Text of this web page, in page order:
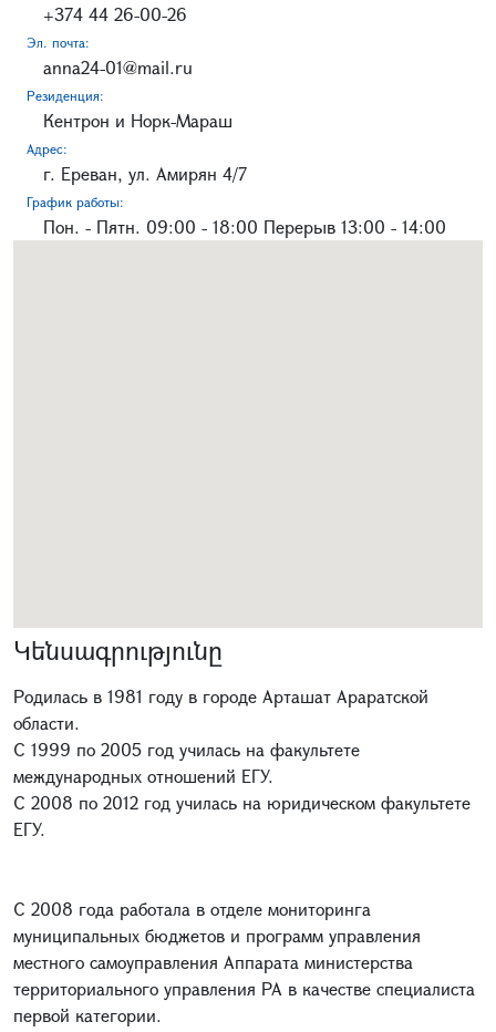
+374 44 26-00-26
Эл. почта:
anna24-01@mail.ru
Резиденция:
Кентрон и Норк-Мараш
Адрес:
г. Ереван, ул. Амирян 4/7
График работы:
Пон. - Пятн. 09:00 - 18:00 Перерыв 13:00 - 14:00
Կենսագրությունը
Родилась в 1981 году в городе Арташат Араратской
области.
С 1999 по 2005 год училась на факультете
международных отношений ЕГУ.
С 2008 по 2012 год училась на юридическом факультете
ЕГУ.
С 2008 года работала в отделе мониторинга
муниципальных бюджетов и программ управления
местного самоуправления Аппарата министерства
территориального управления РА в качестве специалиста
первой категории.